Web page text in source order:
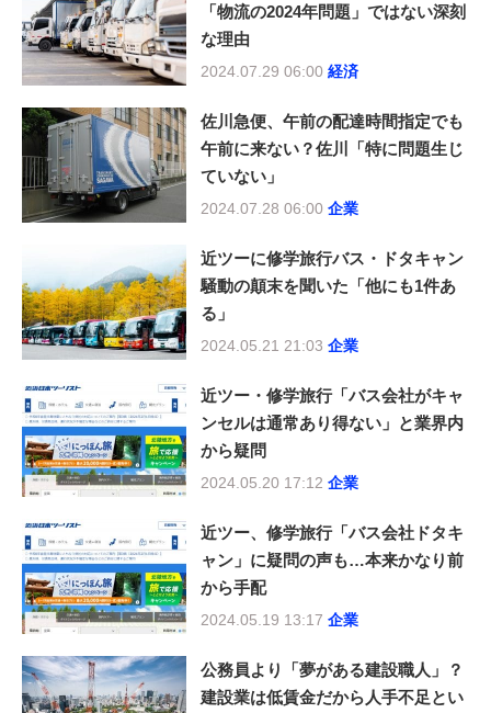
「物流の2024年問題」ではない深刻
な理由
2024.07.29 06:00 経済
佐川急便、午前の配達時間指定でも
午前に来ない？佐川「特に問題生じ
ていない」
2024.07.28 06:00 企業
近ツーに修学旅行バス・ドタキャン
騒動の顛末を聞いた「他にも1件あ
る」
2024.05.21 21:03 企業
近ツー・修学旅行「バス会社がキャ
ンセルは通常あり得ない」と業界内
から疑問
2024.05.20 17:12 企業
近ツー、修学旅行「バス会社ドタキ
ャン」に疑問の声も…本来かなり前
から手配
2024.05.19 13:17 企業
公務員より「夢がある建設職人」？
建設業は低賃金だから人手不足とい